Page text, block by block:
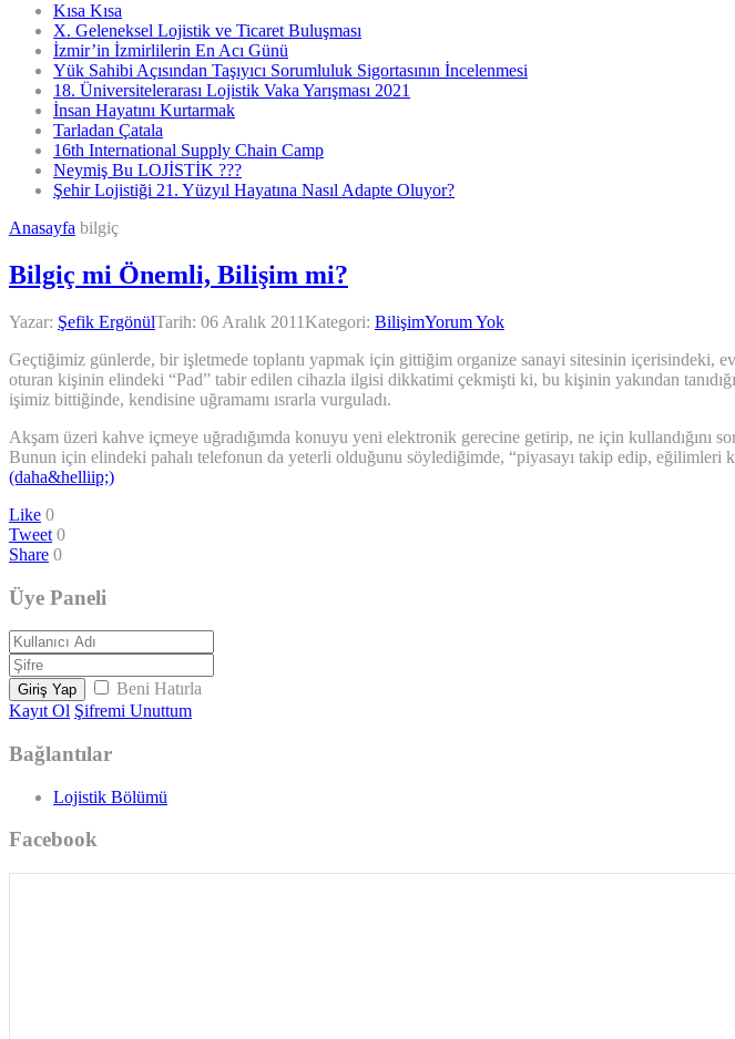
Kısa Kısa
X. Geleneksel Lojistik ve Ticaret Buluşması
İzmir’in İzmirlilerin En Acı Günü
Yük Sahibi Açısından Taşıyıcı Sorumluluk Sigortasının İncelenmesi
18. Üniversitelerarası Lojistik Vaka Yarışması 2021
İnsan Hayatını Kurtarmak
Tarladan Çatala
16th International Supply Chain Camp
Neymiş Bu LOJİSTİK ???
Şehir Lojistiği 21. Yüzyıl Hayatına Nasıl Adapte Oluyor?
Anasayfa bilgiç
Bilgiç mi Önemli, Bilişim mi?
Yazar: Şefik ErgönülTarih: 06 Aralık 2011Kategori: BilişimYorum Yok
Geçtiğimiz günlerde, bir işletmede toplantı yapmak için gittiğim organize sanayi sitesinin içerisindeki,
oturan kişinin elindeki “Pad” tabir edilen cihazla ilgisi dikkatimi çekmişti ki, bu kişinin yakından
işimiz bittiğinde, kendisine uğramamı ısrarla vurguladı.
Akşam üzeri kahve içmeye uğradığımda konuyu yeni elektronik gerecine getirip, ne için kullandığını
Bunun için elindeki pahalı telefonun da yeterli olduğunu söylediğimde, “piyasayı takip edip, eğilimleri
(daha&helliip;)
Like 0
Tweet 0
Share 0
Üye Paneli
Giriş Yap
Beni Hatırla
Kayıt Ol Şifremi Unuttum
Bağlantılar
Lojistik Bölümü
Facebook